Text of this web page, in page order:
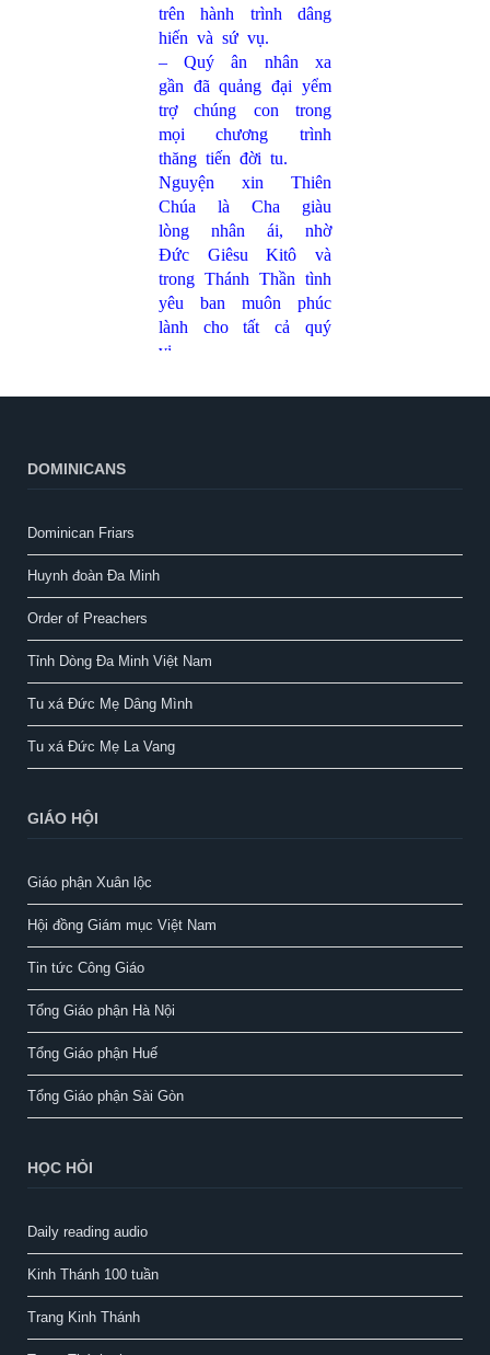
trên hành trình dâng
hiến và sứ vụ.
– Quý ân nhân xa
gần đã quảng đại yểm
trợ chúng con trong
mọi chương trình
thăng tiến đời tu.
Nguyện xin Thiên
Chúa là Cha giàu
lòng nhân ái, nhờ
Đức Giêsu Kitô và
trong Thánh Thần tình
yêu ban muôn phúc
lành cho tất cả quý
vị.
cầu nguyện và nâng
DOMINICANS
Dominican Friars
Huynh đoàn Đa Minh
Order of Preachers
Tỉnh Dòng Đa Minh Việt Nam
Tu xá Đức Mẹ Dâng Mình
Tu xá Đức Mẹ La Vang
GIÁO HỘI
Giáo phận Xuân lộc
Hội đồng Giám mục Việt Nam
Tin tức Công Giáo
Tổng Giáo phận Hà Nội
Tổng Giáo phận Huế
Tổng Giáo phận Sài Gòn
HỌC HỎI
Daily reading audio
Kinh Thánh 100 tuần
Trang Kinh Thánh